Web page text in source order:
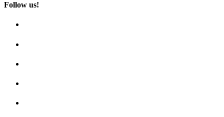
Follow us!